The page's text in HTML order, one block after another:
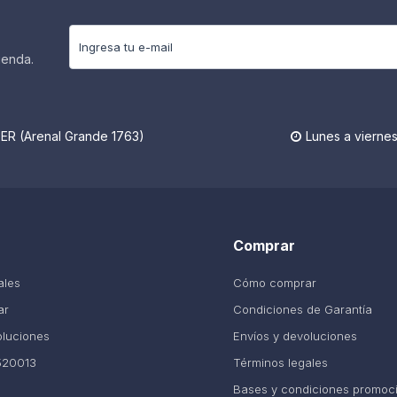
(Arenal Grande 1763)  Lunes a
Comprar
Cómo comprar
Condiciones de Garantía
Envíos y devoluciones
Términos legales
Bases y condiciones